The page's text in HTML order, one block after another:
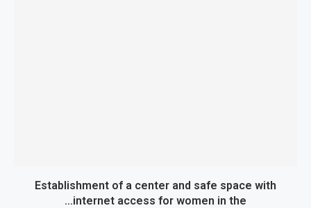
Establishment of a center and safe space with
internet access for women in the...